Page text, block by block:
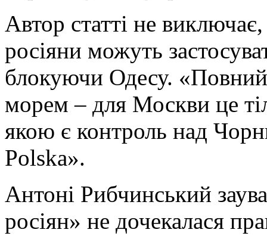
Автор статті не
росіяни можуть
блокуючи Одесу.
морем – для Москви це
якою є контроль над
Polska».
Антоні Рибчинський
росіян» не дочекалася